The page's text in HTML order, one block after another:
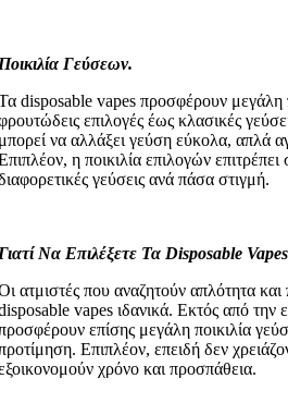
Γεύσεων.
disposable vapes προσφέρουν μεγάλη
επιλογές έως κλασικές
να αλλάξει γεύση εύκολα, απλά
η ποικιλία επιλογών
γεύσεις ανά πάσα στιγμή.
Να Επιλέξετε Τα Disposable
ατμιστές που αναζητούν απλότητα
vapes ιδανικά. Εκτός από την
επίσης μεγάλη ποικιλία
Επιπλέον, επειδή δεν
χρόνο και προσπάθεια.